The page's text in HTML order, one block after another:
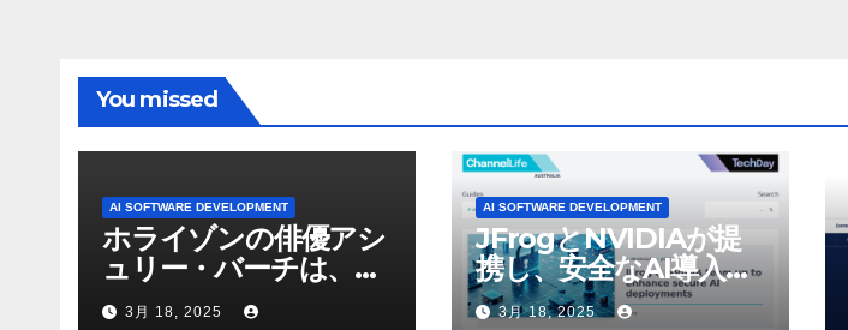
You missed
AI SOFTWARE DEVELOPMENT
ホライゾンの俳優アシ
ュリー・バーチは、ソ
ニーのAIアロイのビデ
3月 18, 2025
AI SOFTWARE DEVELOPMENT
JFrogとNVIDIAが提
携し、安全なAI導入を
強化
3月 18, 2025